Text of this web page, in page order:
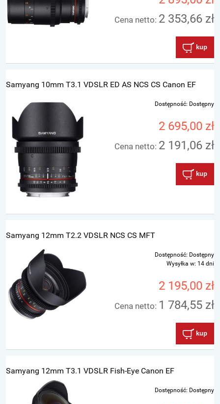
Cena netto: 2 353,66 zł
kup
Samyang 10mm T3.1 VDSLR ED AS NCS CS Canon EF
Dostępność: Dostępny
2 695,00 zł
Cena netto: 2 191,06 zł
kup
Samyang 12mm T2.2 VDSLR NCS CS MFT
Dostępność: Dostępny
Wysyłka w: 14 dni
2 195,00 zł
Cena netto: 1 784,55 zł
kup
Samyang 12mm T3.1 VDSLR Fish-Eye Canon EF
Dostępność: Dostępny